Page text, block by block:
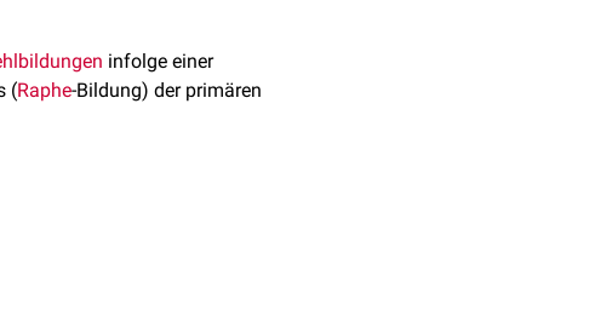
infolge einer
(Raphe-Bildung) der primären